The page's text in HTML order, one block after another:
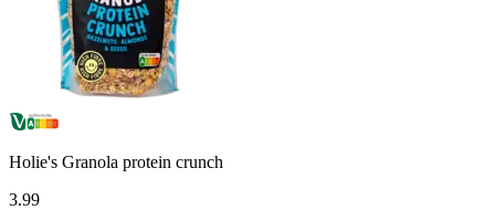
Holie's Granola protein crunch
3.99